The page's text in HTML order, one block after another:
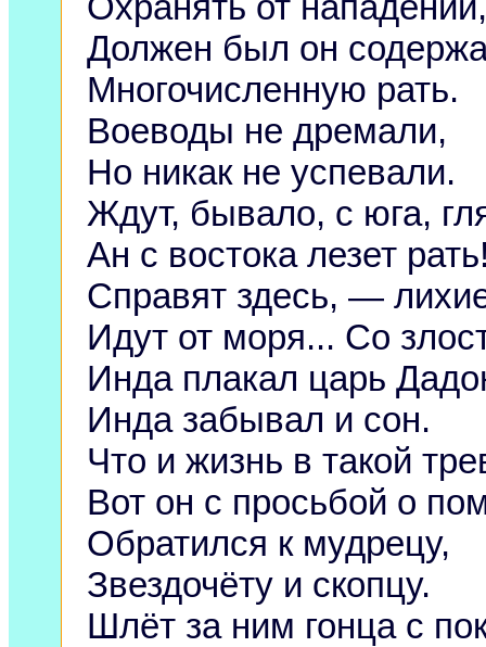
Должен был он
Многочисленную рать.
Воеводы не дремали,
Но никак не успевали.
Ждут, бывало, с юга,
Ан с востока лезет
Справят здесь, —
Идут от моря... Со
Инда плакал царь
Инда забывал и сон.
Что и жизнь в такой
Вот он с просьбой о
Обратился к мудрецу,
Звездочёту и скопцу.
Шлёт за ним гонца с